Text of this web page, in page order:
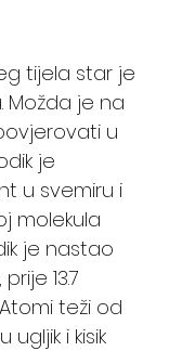
tijela star je
Možda je na
u
je
u svemiru i
molekula
je nastao
13.7
teži od
ugljik i kisik